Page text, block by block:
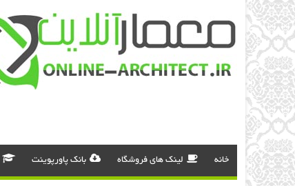
خانه لینک های فروشگاه بانک پاورپوینت